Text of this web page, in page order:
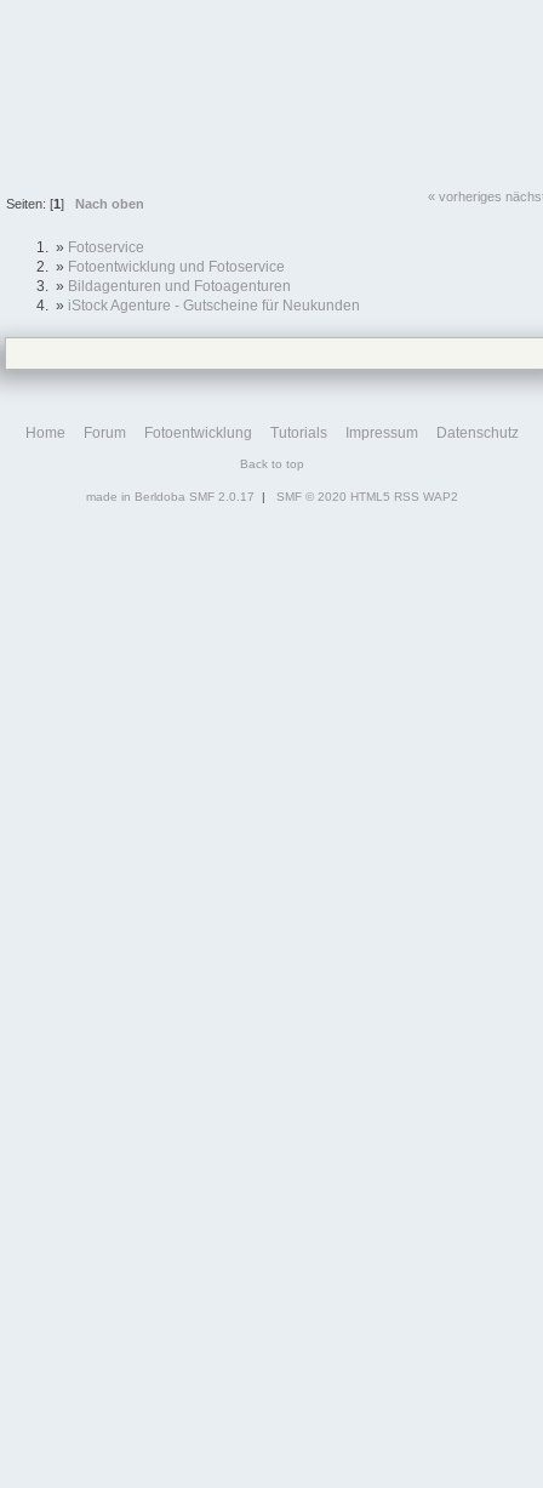
Seiten: [1] Nach oben
« vorheriges
» Fotoservice
» Fotoentwicklung und Fotoservice
» Bildagenturen und Fotoagenturen
» iStock Agenture - Gutscheine für Neukunden
Home Forum Fotoentwicklung Tutorials Impressum Datenschutz
Back to top
made in Berldoba SMF 2.0.17 | SMF © 2020 HTML5 RSS WAP2